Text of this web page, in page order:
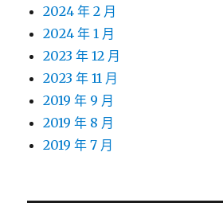
2024 年 2 月
2024 年 1 月
2023 年 12 月
2023 年 11 月
2019 年 9 月
2019 年 8 月
2019 年 7 月